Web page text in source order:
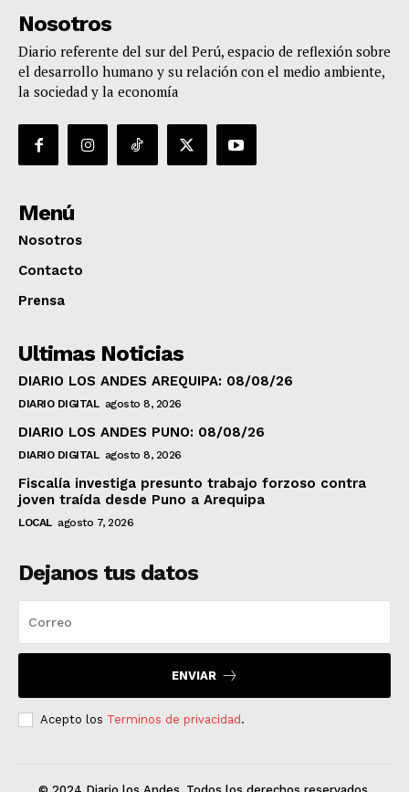
Nosotros
Diario referente del sur del Perú, espacio de reflexión sobre
el desarrollo humano y su relación con el medio ambiente,
la sociedad y la economía
Menú
Nosotros
Contacto
Prensa
Ultimas Noticias
DIARIO LOS ANDES AREQUIPA: 08/08/26
DIARIO DIGITAL agosto 8, 2026
DIARIO LOS ANDES PUNO: 08/08/26
DIARIO DIGITAL agosto 8, 2026
Fiscalía investiga presunto trabajo forzoso contra
joven traída desde Puno a Arequipa
LOCAL agosto 7, 2026
Dejanos tus datos
ENVIAR
Acepto los Terminos de privacidad.